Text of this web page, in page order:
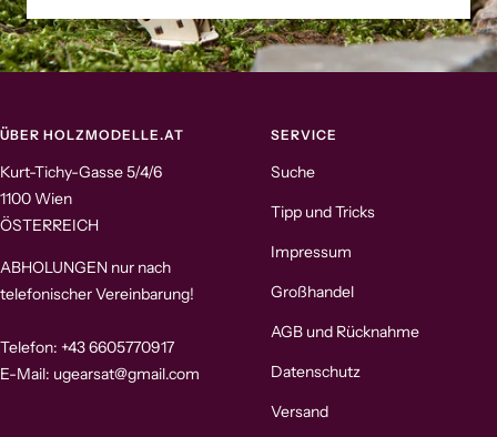
ÜBER HOLZMODELLE.AT
Kurt-Tichy-Gasse 5/4/6
1100 Wien
ÖSTERREICH
ABHOLUNGEN nur nach
telefonischer Vereinbarung!
Telefon: +43 6605770917
E-Mail: ugearsat@gmail.com
SERVICE
Suche
Tipp und Tricks
Impressum
Großhandel
AGB und Rücknahme
Datenschutz
Versand